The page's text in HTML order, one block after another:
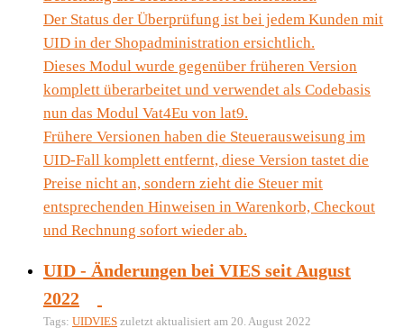
Der Status der Überprüfung ist bei jedem Kunden mit
UID in der Shopadministration ersichtlich.
Dieses Modul wurde gegenüber früheren Version
komplett überarbeitet und verwendet als Codebasis
nun das Modul Vat4Eu von lat9.
Frühere Versionen haben die Steuerausweisung im
UID-Fall komplett entfernt, diese Version tastet die
Preise nicht an, sondern zieht die Steuer mit
entsprechenden Hinweisen in Warenkorb, Checkout
und Rechnung sofort wieder ab.
UID - Änderungen bei VIES seit August
2022
Tags: UIDVIES zuletzt aktualisiert am 20. August 2022